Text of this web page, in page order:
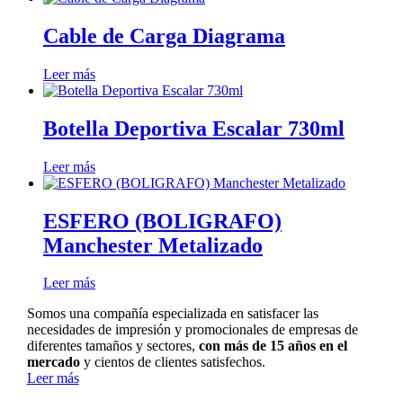
Cable de Carga Diagrama
Leer más
Botella Deportiva Escalar 730ml
Leer más
ESFERO (BOLIGRAFO)
Manchester Metalizado
Leer más
Somos una compañía especializada en satisfacer las
necesidades de impresión y promocionales de empresas de
diferentes tamaños y sectores, con más de 15 años en el
mercadoy cientos de clientes satisfechos.
Leer más